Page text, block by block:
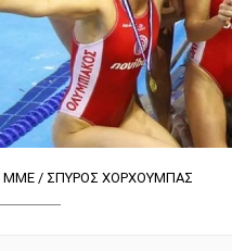
ΜΜΕ / ΣΠΥΡΟΣ ΧΟΡΧΟΥΜΠΑΣ